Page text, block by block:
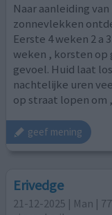
Naar aanleiding
zonnevlekken
Eerste 4 weken 2 a
weken , korsten op
gevoel. Huid laat
nachtelijke uren
op straat lopen om
geef mening
Erivedge
21-12-2025 | Man | 77